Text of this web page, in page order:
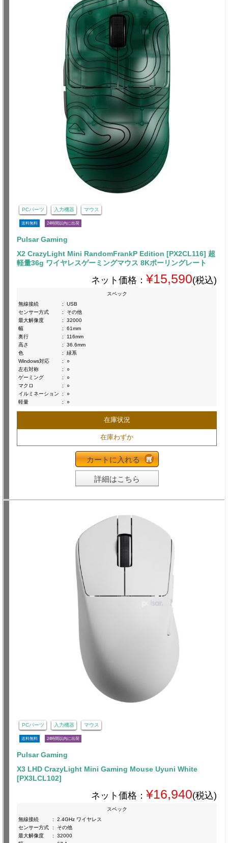
PCパーツ 入力機器 マウス
送料無料 24時間以内に出荷
Pulsar Gaming
X2 CrazyLight Mini RandomFrankP Edition [PX2CL116] 超
軽量36g ワイヤレスゲーミングマウス 8Kポーリングレート
ネット価格： ¥15,590(税込)
スペック
無線接続
:
USB
センサー方式
:
その他
最大解像度
:
32000
幅
:
61mm
奥行
:
116mm
高さ
:
36.6mm
色
:
緑系
Windows対応
:
○
左右対称
:
○
ゲーミング
:
○
マクロ
:
○
イルミネーション
:
○
軽量
: ○
在庫状況
在庫わずか
カートに入れる
詳細はこちら
PCパーツ 入力機器 マウス
送料無料 24時間以内に出荷
Pulsar Gaming
X3 LHD CrazyLight Mini Gaming Mouse Uyuni White
[PX3LCL102]
ネット価格： ¥16,940(税込)
スペック
無線接続
:
2.4GHz ワイヤレス
センサー方式
:
その他
最大解像度
:
32000